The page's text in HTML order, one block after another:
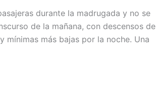
durante la madrugada y no se
de la mañana, con descensos de
mínimas más bajas por la noche. Una